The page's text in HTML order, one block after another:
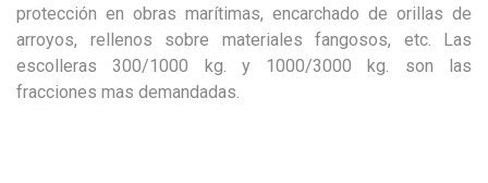
protección en obras marítimas, encarchado de orillas de
arroyos, rellenos sobre materiales fangosos, etc. Las
escolleras 300/1000 kg. y 1000/3000 kg. son las
fracciones mas demandadas.